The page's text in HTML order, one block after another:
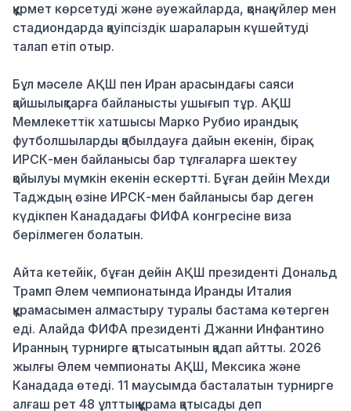
құрмет көрсетуді және әуежайларда, қонақ үйлер мен
стадиондарда қауіпсіздік шараларын күшейтуді
талап етіп отыр.
Бұл мәселе АҚШ пен Иран арасындағы саяси
қайшылықтарға байланысты ушығып тұр. АҚШ
Мемлекеттік хатшысы Марко Рубио ирандық
футболшыларды қабылдауға дайын екенін, бірақ
ИРСК-мен байланысы бар тұлғаларға шектеу
қойылуы мүмкін екенін ескертті. Бұған дейін Мехди
Тадждың өзіне ИРСК-мен байланысы бар деген
күдікпен Канададағы ФИФА конгресіне виза
берілмеген болатын.
Айта кетейік, бұған дейін АҚШ президенті Дональд
Трамп Әлем чемпионатында Иранды Италия
құрамасымен алмастыру туралы бастама көтерген
еді. Алайда ФИФА президенті Джанни Инфантино
Иранның турнирге қатысатынын қадап айтты. 2026
жылғы Әлем чемпионаты АҚШ, Мексика және
Канадада өтеді. 11 маусымда басталатын турнирге
алғаш рет 48 ұлттық құрама қатысады деп